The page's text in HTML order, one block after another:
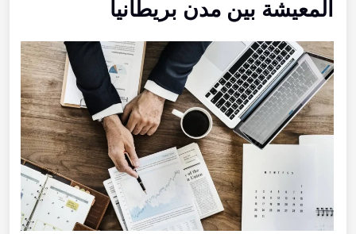
المعيشة بين مدن بريطانيا